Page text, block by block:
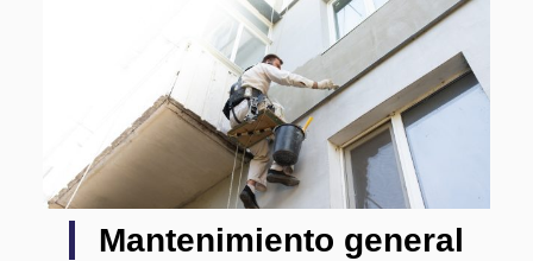
Mantenimiento general